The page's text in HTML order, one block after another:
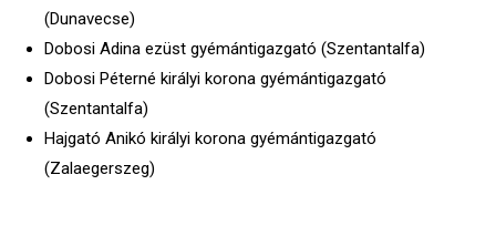
(Dunavecse)
Dobosi Adina ezüst gyémántigazgató (Szentantalfa)
Dobosi Péterné királyi korona gyémántigazgató
(Szentantalfa)
Hajgató Anikó királyi korona gyémántigazgató
(Zalaegerszeg)